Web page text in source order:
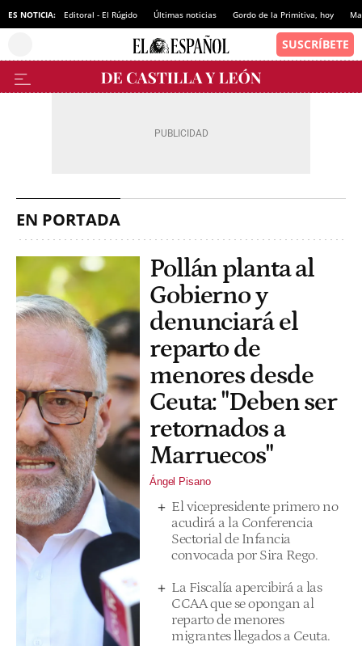
ES NOTICIA: Editoral - El Rúgido Últimas noticias Gordo de la Primitiva, hoy
EN PORTADA
Pollán planta al
Gobierno y
denunciará el
reparto de
menores desde
Ceuta: "Deben ser
retornados a
Marruecos"
Ángel Pisano
El vicepresidente primero no
acudirá a la Conferencia
Sectorial de Infancia
convocada por Sira Rego.
La Fiscalía apercibirá a las
CCAA que se opongan al
reparto de menores
migrantes llegados a Ceuta.